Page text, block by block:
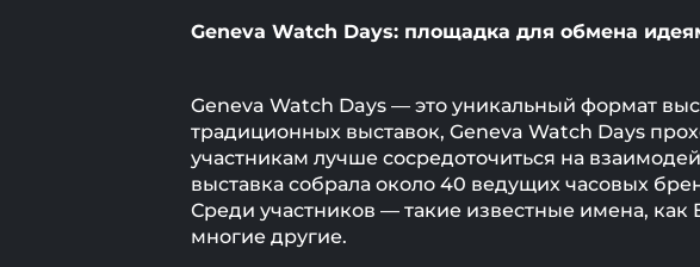
Geneva Watch Days: площадка для обмена
Geneva Watch Days — это уникальный формат
традиционных выставок, Geneva Watch Days
участникам лучше сосредоточиться на
выставка собрала около 40 ведущих часовых
Среди участников — такие известные имена,
многие другие.